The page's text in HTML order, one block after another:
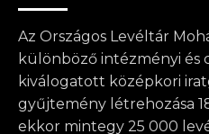
Az Országos Levéltár
különböző intézményi és
kiválogatott középkori
gyűjtemény létrehozása
ekkor mintegy 25 000